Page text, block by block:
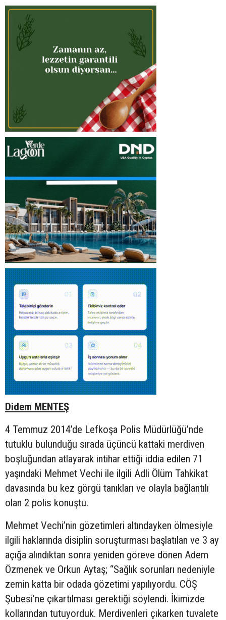
Didem MENTEŞ
4 Temmuz 2014’de Lefkoşa Polis Müdürlüğü’nde
tutuklu bulunduğu sırada üçüncü kattaki merdiven
boşluğundan atlayarak intihar ettiği iddia edilen 71
yaşındaki Mehmet Vechi ile ilgili Adli Ölüm Tahkikat
davasında bu kez görgü tanıkları ve olayla bağlantılı
olan 2 polis konuştu.
Mehmet Vechi’nin gözetimleri altındayken ölmesiyle
ilgili haklarında disiplin soruşturması başlatılan ve 3 ay
açığa alındıktan sonra yeniden göreve dönen Adem
Özmenek ve Orkun Aytaş; “Sağlık sorunları nedeniyle
zemin katta bir odada gözetimi yapılıyordu. CÖŞ
Şubesi’ne çıkartılması gerektiği söylendi. İkimizde
kollarından tutuyorduk. Merdivenleri çıkarken tuvalete